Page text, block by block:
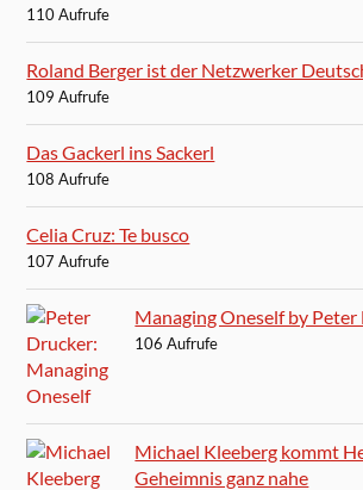
110 Aufrufe
Roland Berger ist der Netzwerker
109 Aufrufe
Das Gackerl ins Sackerl
108 Aufrufe
Celia Cruz: Te busco
107 Aufrufe
Managing Oneself by
106 Aufrufe
Michael Kleeberg kommt
Geheimnis ganz nahe